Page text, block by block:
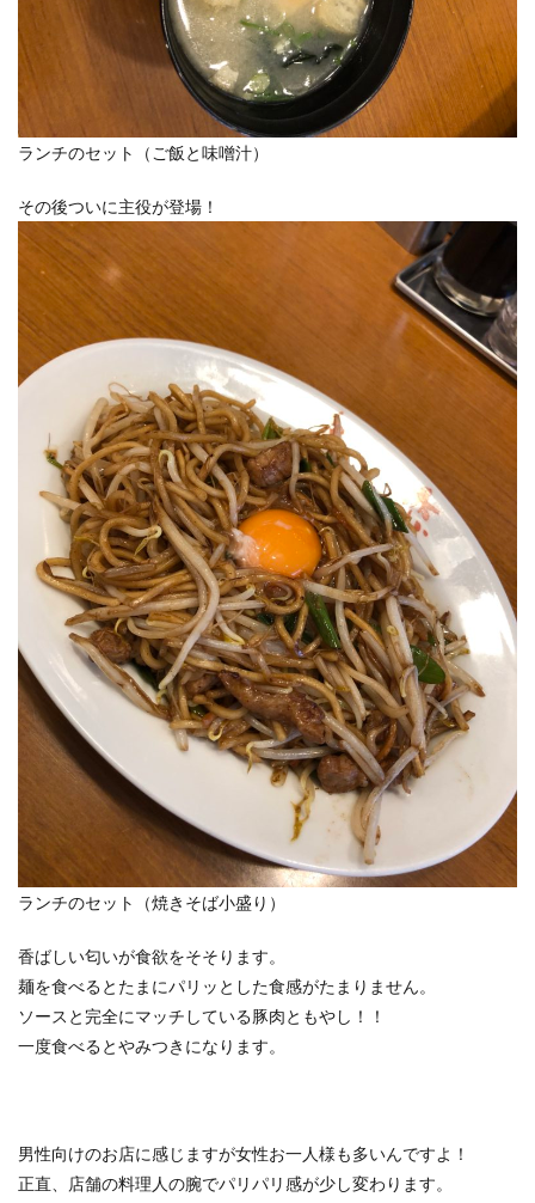
ランチのセット（ご飯と味噌汁）
その後ついに主役が登場！
ランチのセット（焼きそば小盛り）
香ばしい匂いが食欲をそそります。
麺を食べるとたまにパリッとした食感がたまりません。
ソースと完全にマッチしている豚肉ともやし！！
一度食べるとやみつきになります。
男性向けのお店に感じますが女性お一人様も多いんですよ！
正直、店舗の料理人の腕でパリパリ感が少し変わります。